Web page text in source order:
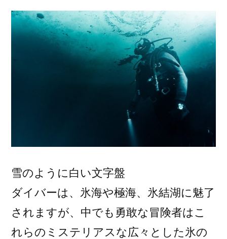
雪のように白い文字盤
ダイバーは、氷海や極海、氷結湖に魅了
されますが、中でも勇敢な冒険者はこ
れらのミステリアスな広々とした氷の